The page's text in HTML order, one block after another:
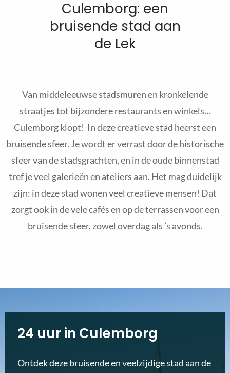
Culemborg: een
bruisende stad aan
de Lek
Van middeleeuwse stadsmuren en kronkelende
straatjes tot bijzondere restaurants en winkels…
Culemborg klopt! In deze creatieve stad heerst een
bruisende sfeer. Je wordt er verrast door de historische
sfeer van de stadsgrachten, en in de oude binnenstad
tref je veel galerieën en ateliers aan. Het mag duidelijk
zijn: in deze stad wonen veel creatieve mensen! Dat
zorgt ook in de vele cafés en op de terrassen voor een
bruisende sfeer, zowel overdag als ’s avonds.
24 uur in Culemborg
Ontdek deze bruisende en veelzijdige stad aan de